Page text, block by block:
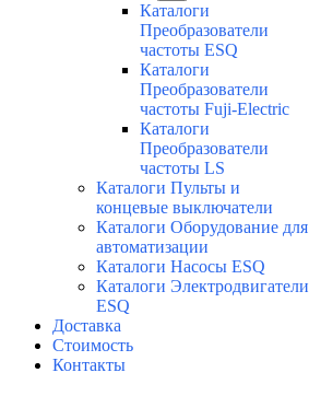
Каталоги
Преобразователи
частоты ESQ
Каталоги
Преобразователи
частоты Fuji-Electric
Каталоги
Преобразователи
частоты LS
Каталоги Пульты и
концевые выключатели
Каталоги Оборудование для
автоматизации
Каталоги Насосы ESQ
Каталоги Электродвигатели
ESQ
Доставка
Стоимость
Контакты